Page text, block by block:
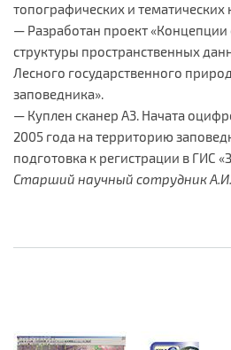
топографических и тематических
— Разработан проект «Концепции
структуры пространственных
Лесного государственного
заповедника».
— Куплен сканер A3. Начата
2005 года на территорию
подготовка к регистрации в ГИС
Старший научный сотрудник